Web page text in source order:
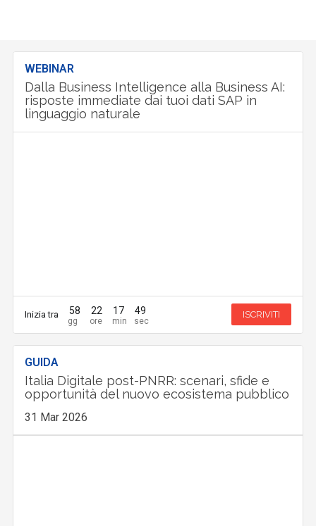
WEBINAR
Dalla Business Intelligence alla Business AI:
risposte immediate dai tuoi dati SAP in
linguaggio naturale
Inizia tra 58 22 17 48 ISCRIVITI
GUIDA
Italia Digitale post-PNRR: scenari, sfide e
opportunità del nuovo ecosistema pubblico
31 Mar 2026